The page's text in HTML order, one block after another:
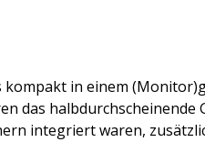
in einem
das halbdurchscheinende
integriert waren,